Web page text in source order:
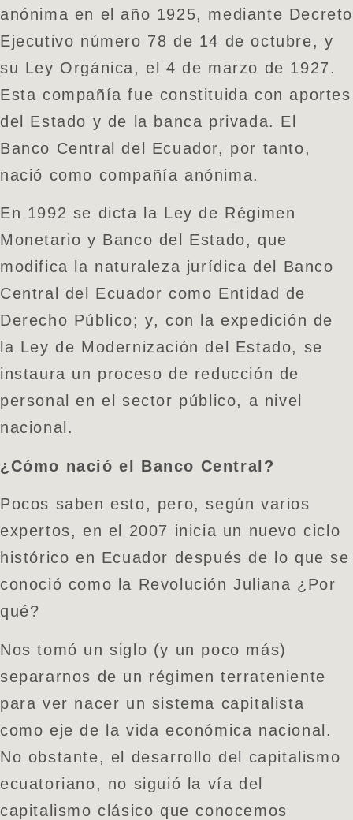
anónima en el año 1925, mediante Decreto
Ejecutivo número 78 de 14 de octubre, y
su Ley Orgánica, el 4 de marzo de 1927.
Esta compañía fue constituida con aportes
del Estado y de la banca privada. El
Banco Central del Ecuador, por tanto,
nació como compañía anónima.
En 1992 se dicta la Ley de Régimen
Monetario y Banco del Estado, que
modifica la naturaleza jurídica del Banco
Central del Ecuador como Entidad de
Derecho Público; y, con la expedición de
la Ley de Modernización del Estado, se
instaura un proceso de reducción de
personal en el sector público, a nivel
nacional.
¿Cómo nació el Banco Central?
Pocos saben esto, pero, según varios
expertos, en el 2007 inicia un nuevo ciclo
histórico en Ecuador después de lo que se
conoció como la Revolución Juliana ¿Por
qué?
Nos tomó un siglo (y un poco más)
separarnos de un régimen terrateniente
para ver nacer un sistema capitalista
como eje de la vida económica nacional.
No obstante, el desarrollo del capitalismo
ecuatoriano, no siguió la vía del
capitalismo clásico que conocemos